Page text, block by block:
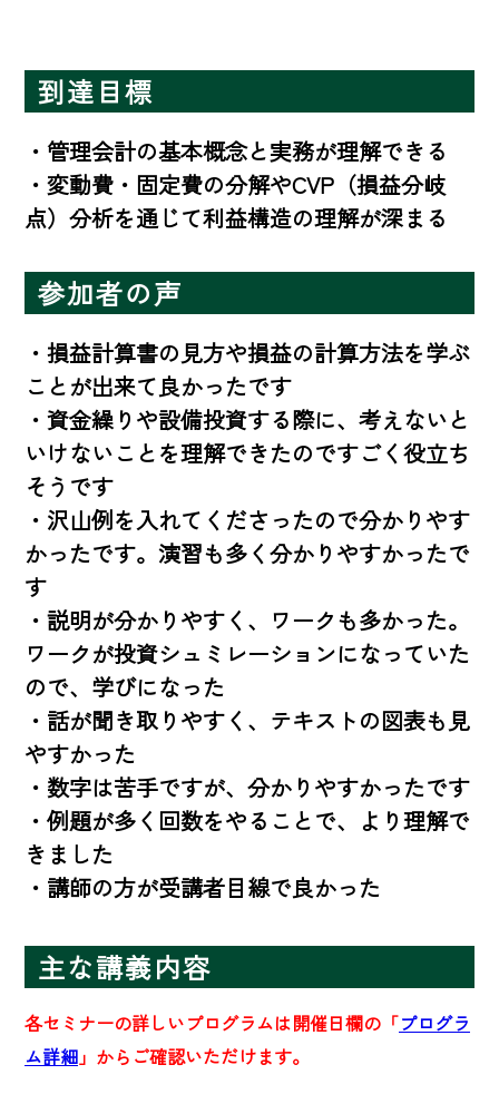
到達目標
・管理会計の基本概念と実務が理解できる
・変動費・固定費の分解やCVP（損益分岐
点）分析を通じて利益構造の理解が深まる
参加者の声
・損益計算書の見方や損益の計算方法を学ぶ
ことが出来て良かったです
・資金繰りや設備投資する際に、考えないと
いけないことを理解できたのですごく役立ち
そうです
・沢山例を入れてくださったので分かりやす
かったです。演習も多く分かりやすかったで
す
・説明が分かりやすく、ワークも多かった。
ワークが投資シュミレーションになっていた
ので、学びになった
・話が聞き取りやすく、テキストの図表も見
やすかった
・数字は苦手ですが、分かりやすかったです
・例題が多く回数をやることで、より理解で
きました
・講師の方が受講者目線で良かった
主な講義内容
各セミナーの詳しいプログラムは開催日欄の「プログラ
ム詳細」からご確認いただけます。